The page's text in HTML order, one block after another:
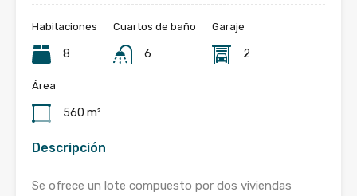
Habitaciones
8
Cuartos de baño
6
Garaje
2
Área
560 m²
Descripción
Se ofrece un lote compuesto por dos viviendas